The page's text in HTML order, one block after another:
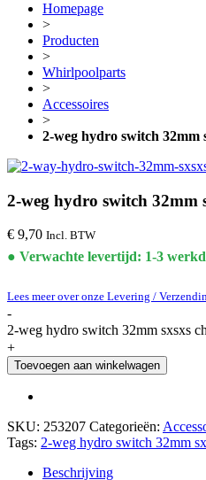
Homepage
>
Producten
>
Whirlpoolparts
>
Accessoires
>
2-weg hydro switch 32mm
2-weg hydro switch 32mm
€ 9,70 Incl. BTW
● Verwachte levertijd: 1-3
Lees meer over onze Levering /
-
2-weg hydro switch 32mm sxsxs
+
Toevoegen aan winkelwagen
SKU: 253207 Categorieën:
Tags: 2-weg hydro switch 32mm
Beschrijving